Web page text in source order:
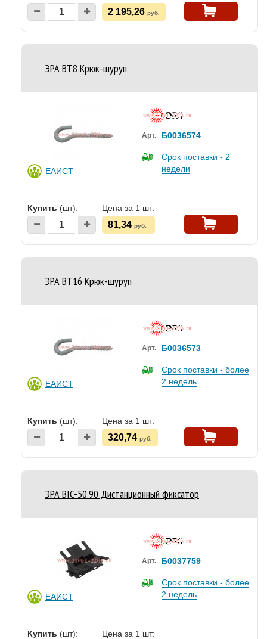
2 195,26 руб.
ЭРА BT8 Крюк-шуруп
ЕАИСТ
Арт. Б0036574
Срок поставки - 2
недели
Купить (шт): Цена за 1 шт:
81,34 руб.
ЭРА BT16 Крюк-шуруп
ЕАИСТ
Арт. Б0036573
Срок поставки - более
2 недель
Купить (шт): Цена за 1 шт:
320,74 руб.
ЭРА BIC-50.90 Дистанционный фиксатор
ЕАИСТ
Арт. Б0037759
Срок поставки - более
2 недель
Купить (шт): Цена за 1 шт: